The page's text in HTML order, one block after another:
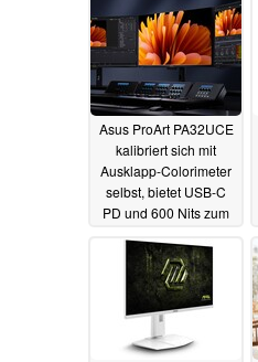
Asus ProArt PA32UCE
kalibriert sich mit
Ausklapp-Colorimeter
selbst, bietet USB-C
PD und 600 Nits zum
31.07.2025